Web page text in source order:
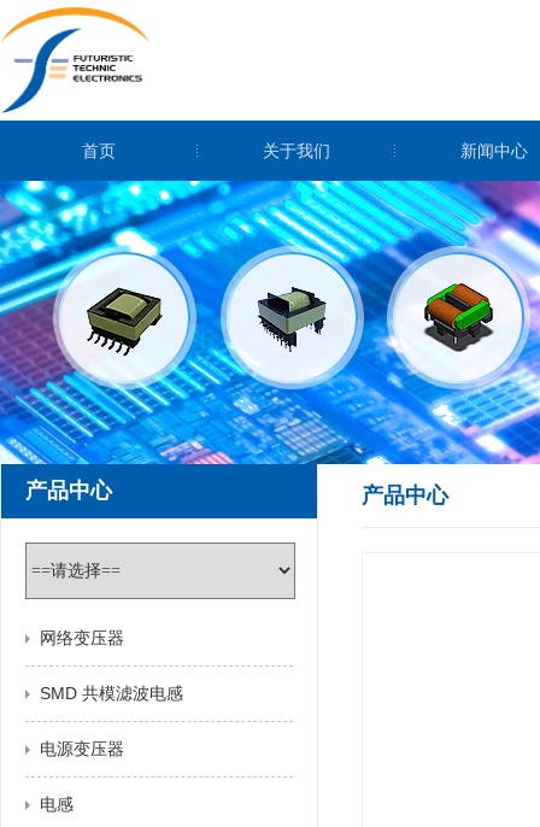
首页 关于我们 新闻中心
产品中心
网络变压器
SMD 共模滤波电感
电源变压器
电感
产品中心